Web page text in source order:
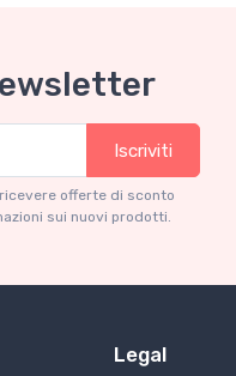
Silver Press
Iscriviti
offerte di sconto
sui nuovi prodotti.
Legal